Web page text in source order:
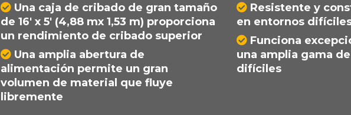
Una caja de cribado de gran tamaño
de 16′ x 5′ (4,88 mx 1,53 m) proporciona
un rendimiento de cribado superior
Una amplia abertura de
alimentación permite un gran
volumen de material que fluye
libremente
Resistente y
en entornos
Funciona
una amplia gama
difíciles